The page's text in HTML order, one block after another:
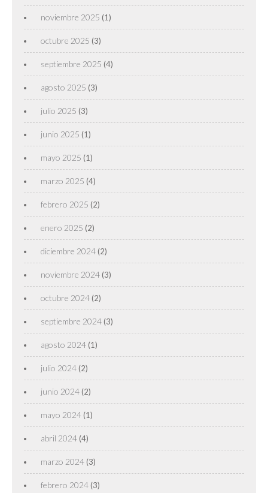
noviembre 2025 (1)
octubre 2025 (3)
septiembre 2025 (4)
agosto 2025 (3)
julio 2025 (3)
junio 2025 (1)
mayo 2025 (1)
marzo 2025 (4)
febrero 2025 (2)
enero 2025 (2)
diciembre 2024 (2)
noviembre 2024 (3)
octubre 2024 (2)
septiembre 2024 (3)
agosto 2024 (1)
julio 2024 (2)
junio 2024 (2)
mayo 2024 (1)
abril 2024 (4)
marzo 2024 (3)
febrero 2024 (3)